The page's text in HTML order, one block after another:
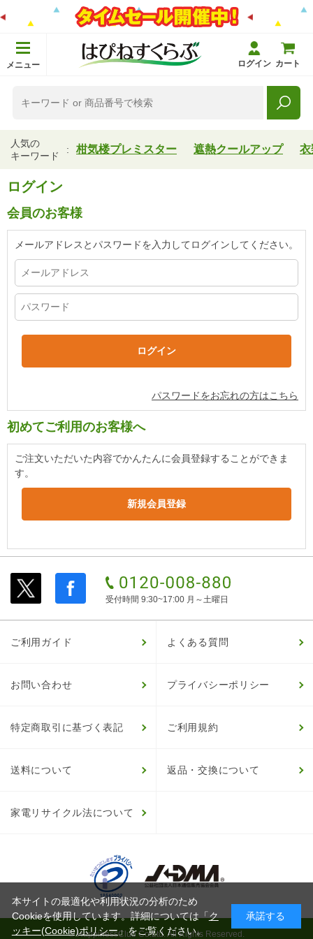
メニュー ログイン カート
人気の
キーワード
柑気楼プレミスター 遮熱クールアップ 衣
ログイン
会員のお客様
メールアドレスとパスワードを入力してログインしてください。
パスワードをお忘れの方はこちら
初めてご利用のお客様へ
ご注文いただいた内容でかんたんに会員登録することができま
す。
受付時間 9:30~17:00 月～土曜日
ご利用ガイド よくある質問
お問い合わせ プライバシーポリシー
特定商取引に基づく表記 ご利用規約
送料について 返品・交換について
家電リサイクル法について
© HappinessClub Co.Ltd. All Rights Reserved.
本サイトの最適化や利用状況の分析のため
Cookieを使用しています。詳細については「ク
ッキー(Cookie)ポリシー」をご覧ください。
承諾する